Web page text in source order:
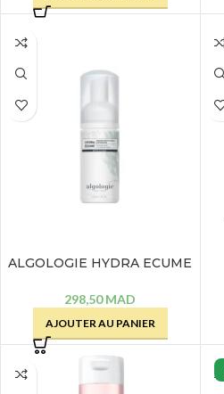
ALGOLOGIE HYDRA ECUME
OXYGENANTE – 120 ML
298,50MAD
AJOUTER AU PANIER